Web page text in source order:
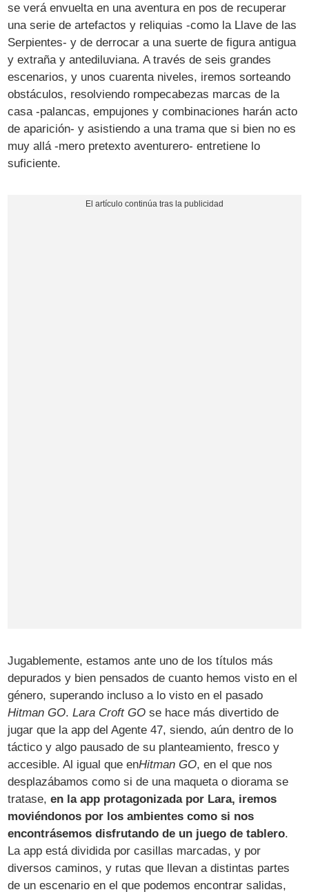
se verá envuelta en una aventura en pos de recuperar
una serie de artefactos y reliquias -como la Llave de las
Serpientes- y de derrocar a una suerte de figura antigua
y extraña y antediluviana. A través de seis grandes
escenarios, y unos cuarenta niveles, iremos sorteando
obstáculos, resolviendo rompecabezas marcas de la
casa -palancas, empujones y combinaciones harán acto
de aparición- y asistiendo a una trama que si bien no es
muy allá -mero pretexto aventurero- entretiene lo
suficiente.
Jugablemente, estamos ante uno de los títulos más
depurados y bien pensados de cuanto hemos visto en el
género, superando incluso a lo visto en el pasado
Hitman GO.Lara Croft GO se hace más divertido de
jugar que la app del Agente 47, siendo, aún dentro de lo
táctico y algo pausado de su planteamiento, fresco y
accesible. Al igual que enHitman GO, en el que nos
desplazábamos como si de una maqueta o diorama se
tratase,en la app protagonizada por Lara, iremos
moviéndonos por los ambientes como si nos
encontrásemos disfrutando de un juego de tablero.
La app está dividida por casillas marcadas, y por
diversos caminos, y rutas que llevan a distintas partes
de un escenario en el que podemos encontrar salidas,